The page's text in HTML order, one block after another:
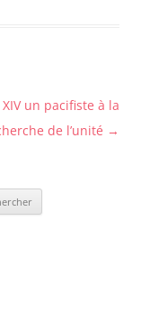
XIV un pacifiste à la
de l’unité →